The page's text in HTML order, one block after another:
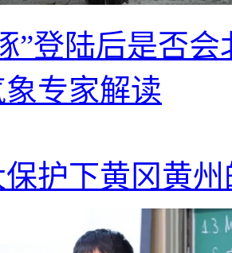
”登陆后是否
专家解读
护下黄冈黄